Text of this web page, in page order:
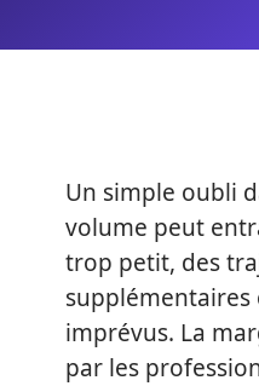
Un simple oubli
volume peut
trop petit, des
supplémentaires
imprévus. La
par les